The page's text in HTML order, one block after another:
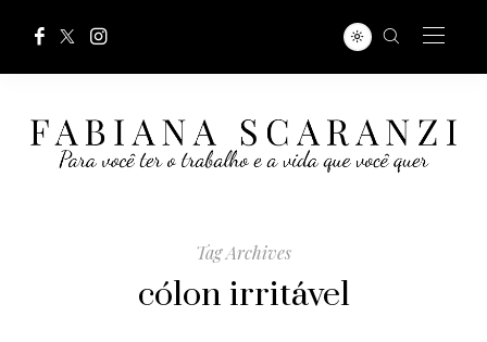
Tag Archives
cólon irritável